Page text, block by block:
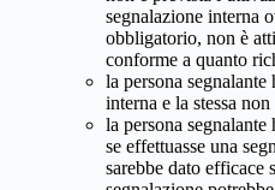
segnalazione interna
obbligatorio, non è
conforme a quanto
la persona
interna e la stessa
la persona
se effettuasse una
sarebbe dato efficace